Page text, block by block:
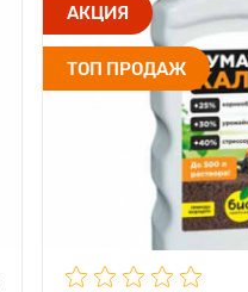
АКЦИЯ
ТОП ПРОДАЖ